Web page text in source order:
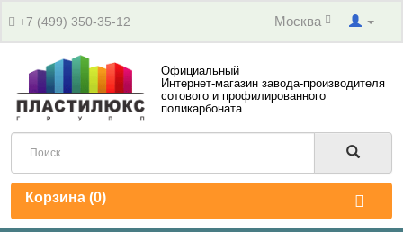
+7 (499) 350-35-12 Москва
Официальный
Интернет-магазин завода-производителя
сотового и профилированного
поликарбоната
Корзина (0)